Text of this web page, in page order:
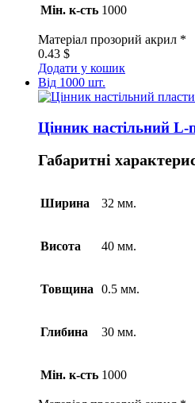
Мін. к-сть 1000
Матеріал прозорий акрил *
0.43 $
Додати у кошик
Від 1000 шт.
Цінник настільний L-
Габаритні
Ширина 32 мм.
Висота 40 мм.
Товщина 0.5 мм.
Глибина 30 мм.
Мін. к-сть 1000